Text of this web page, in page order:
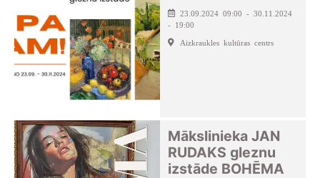
23.09.2024 09:00 - 30.11.2024
- 19:00
Aizkraukles kultūras centrs
Mākslinieka JAN
RUDAKS gleznu
izstāde BOHĒMA